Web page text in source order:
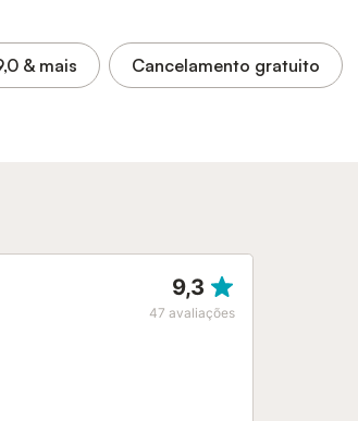
& mais Cancelamento gratuito
9,3
47 avaliações